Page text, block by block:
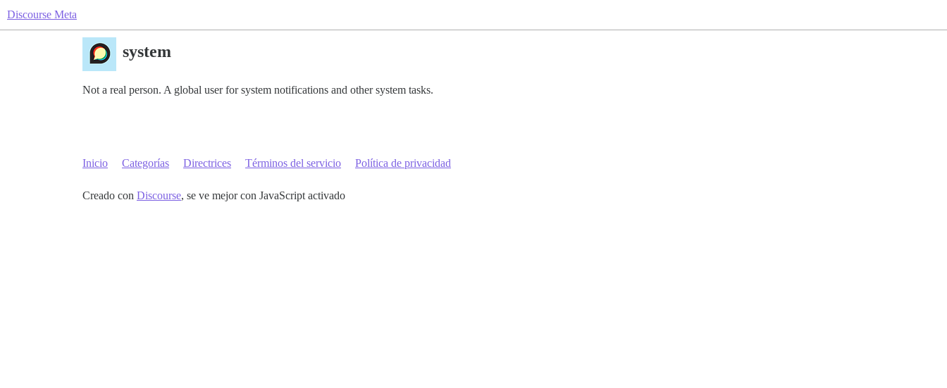
Discourse Meta
system
Not a real person. A global user for system notifications and other system tasks.
Inicio Categorías Directrices Términos del servicio Política de privacidad
Creado con Discourse, se ve mejor con JavaScript activado